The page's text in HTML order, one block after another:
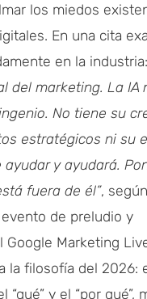
los miedos
En una cita
en la industria:
del marketing. La IA
No tiene su
estratégicos ni su
ayudar y ayudará.
fuera de él”, según
de preludio y
Google Marketing
la filosofía del 2026:
“qué” y el “por qué”,